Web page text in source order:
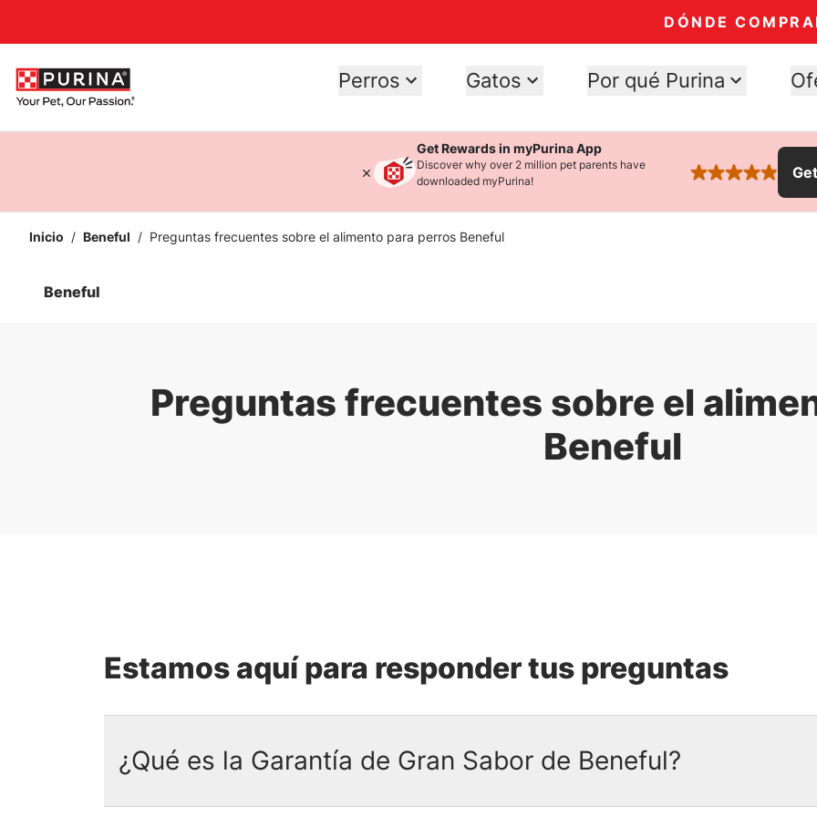
DÓNDE
Perros Gatos Por qué Purina
Get Rewards in myPurina App
Discover why over 2 million pet parents have
downloaded myPurina!
rated 4.9 stars
Inicio / Beneful / Preguntas frecuentes sobre el alimento para perros Beneful
Beneful
Preguntas frecuentes sobre el
Beneful
Estamos aquí para responder tus preguntas
¿Qué es la Garantía de Gran Sabor de Beneful?